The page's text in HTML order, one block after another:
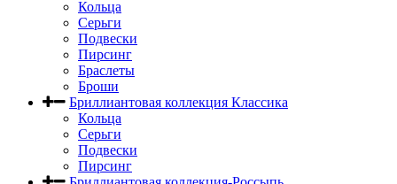
Кольца
Серьги
Подвески
Пирсинг
Браслеты
Броши
Бриллиантовая коллекция Классика
Кольца
Серьги
Подвески
Пирсинг